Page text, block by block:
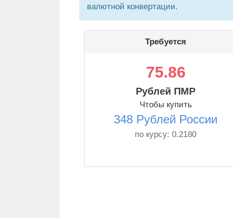
валютной конвертации.
Требуется
75.86
Рублей ПМР
Чтобы купить
348 Рублей России
по курсу: 0.2180